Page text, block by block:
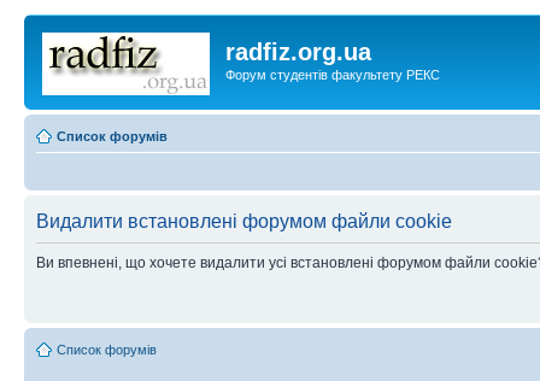
radfiz.org.ua
Форум студентів факультету РЕКС
Список форумів
Видалити встановлені форумом файли cookie
Ви впевнені, що хочете видалити усі встановлені форумом файли
Список форумів